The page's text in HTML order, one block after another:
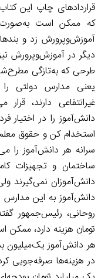
قراردادهای چاپ این
که ممکن است به‌صورت
آموزش‌وپرورش زد و
دیگر در آموزش‌وپرورش
طرحی که به‌تازگی
یعنی مدارس دولتی
غیرانتفاعی دارند،
دانش‌آموز را در اختیار
استخدام کن و حقوق
سرانه هر دانش‌آموز را
ساختمان و تجهیزات
دانش‌آموزان نمی‌گیرند
دانش‌آموز به این
تومان هزینه دارد،
در هزینه‌ها صرفه‌جویی